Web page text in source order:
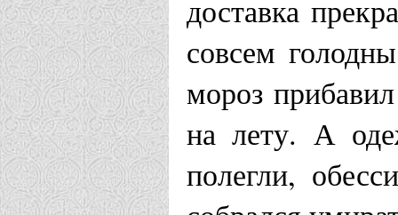
доставка
совсем
мороз
на лету. А
полегли,